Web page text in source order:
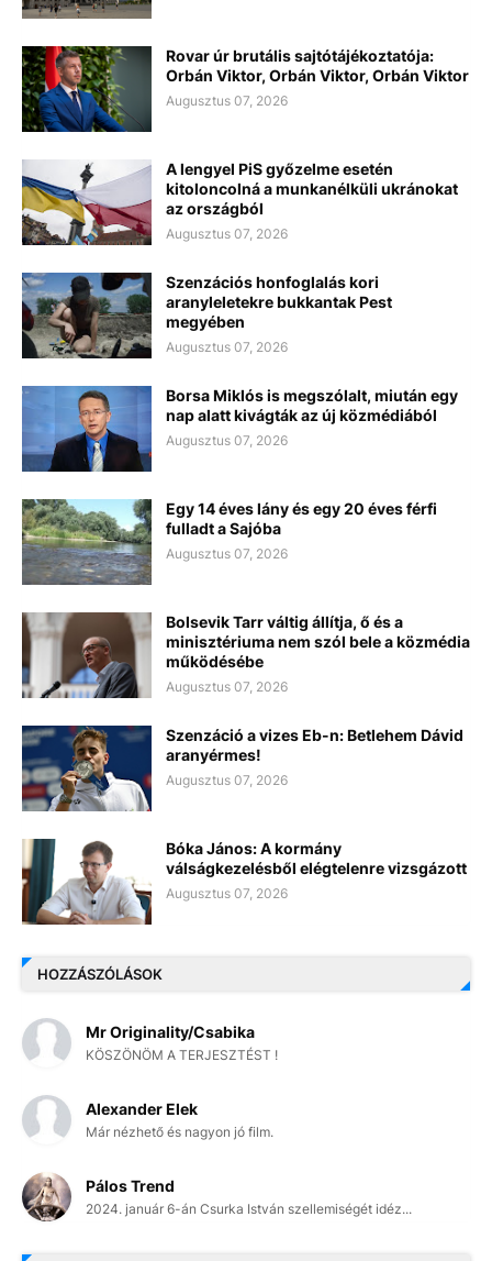
Rovar úr brutális sajtótájékoztatója:
Orbán Viktor, Orbán Viktor, Orbán Viktor
Augusztus 07, 2026
A lengyel PiS győzelme esetén
kitoloncolná a munkanélküli ukránokat
az országból
Augusztus 07, 2026
Szenzációs honfoglalás kori
aranyleletekre bukkantak Pest
megyében
Augusztus 07, 2026
Borsa Miklós is megszólalt, miután egy
nap alatt kivágták az új közmédiából
Augusztus 07, 2026
Egy 14 éves lány és egy 20 éves férfi
fulladt a Sajóba
Augusztus 07, 2026
Bolsevik Tarr váltig állítja, ő és a
minisztériuma nem szól bele a közmédia
működésébe
Augusztus 07, 2026
Szenzáció a vizes Eb-n: Betlehem Dávid
aranyérmes!
Augusztus 07, 2026
Bóka János: A kormány
válságkezelésből elégtelenre vizsgázott
Augusztus 07, 2026
HOZZÁSZÓLÁSOK
Mr Originality/Csabika
KÖSZÖNÖM A TERJESZTÉST !
Alexander Elek
Már nézhető és nagyon jó film.
Pálos Trend
2024. január 6-án Csurka István szellemiségét idéz...